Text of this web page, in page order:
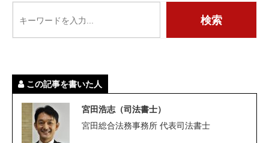
この記事を書いた人
宮田浩志（司法書士）
宮田総合法務事務所 代表司法書士